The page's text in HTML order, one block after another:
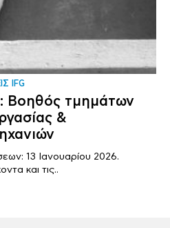
IFG
Βοηθός τμημάτων
&
13 Ιανουαρίου 2026.
και τις..